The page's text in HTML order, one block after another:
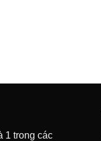
1 trong các